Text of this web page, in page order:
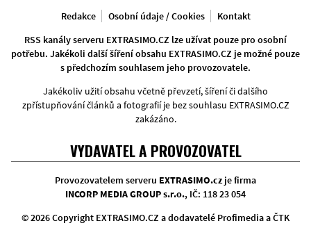
Redakce
Osobní údaje / Cookies
Kontakt
RSS kanály serveru EXTRASIMO.CZ lze užívat pouze pro osobní
potřebu. Jakékoli další šíření obsahu EXTRASIMO.CZ je možné pouze
s předchozím souhlasem jeho provozovatele.
Jakékoliv užití obsahu včetně převzetí, šíření či dalšího
zpřístupňování článků a fotografií je bez souhlasu EXTRASIMO.CZ
zakázáno.
VYDAVATEL A PROVOZOVATEL
Provozovatelem serveru EXTRASIMO.czje firma
INCORP MEDIA GROUP s.r.o., IČ: 118 23 054
© 2026 Copyright EXTRASIMO.CZ a dodavatelé Profimedia a ČTK